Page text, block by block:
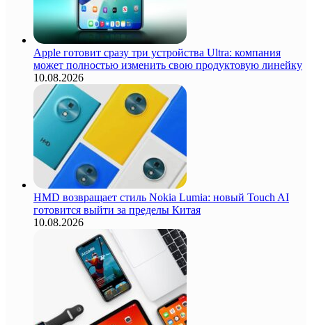
Apple готовит сразу три устройства Ultra: компания
может полностью изменить свою продуктовую линейку
10.08.2026
HMD возвращает стиль Nokia Lumia: новый Touch AI
готовится выйти за пределы Китая
10.08.2026